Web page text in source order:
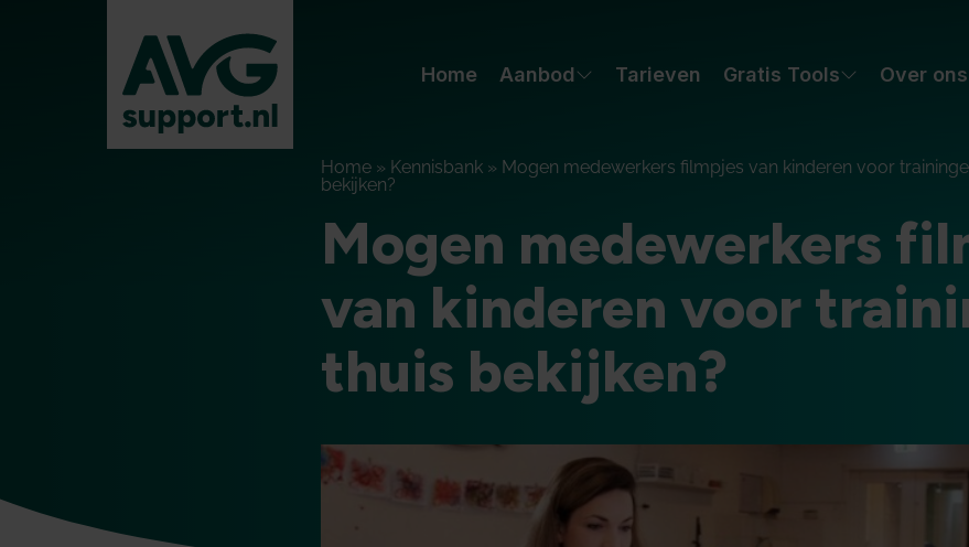
Home Aanbod Tarieven Gratis Tools Over ons
Home » Kennisbank » Mogen medewerkers filmpjes van kinderen voor
bekijken?
Mogen medewerkers
van kinderen voor
thuis bekijken?